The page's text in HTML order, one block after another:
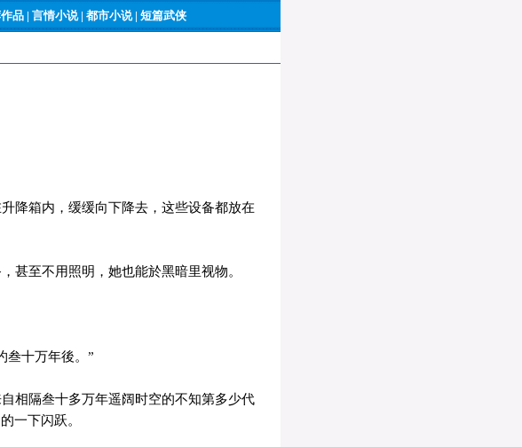
品 | 言情小说| 都市小说 | 短篇武侠
降箱内，缓缓向下降去，这些设备都放在
甚至不用照明，她也能於黑暗里视物。
叁十万年後。”
相隔叁十多万年遥阔时空的不知第多少代
一下闪跃。